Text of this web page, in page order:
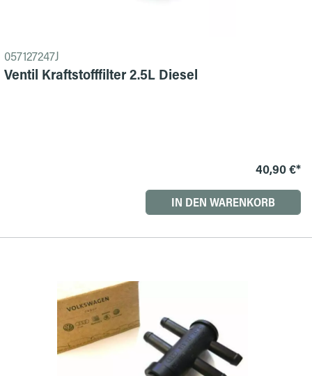
057127247J
Ventil Kraftstofffilter 2.5L Diesel
40,90 €*
IN DEN WARENKORB